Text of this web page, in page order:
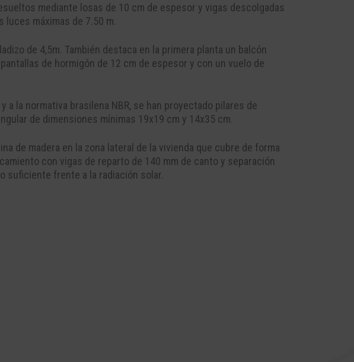
mediante losas de 10 cm de espesor y vigas descolgadas
luces máximas de 7.50 m.
de 4,5m. También destaca en la primera planta un balcón
de hormigón de 12 cm de espesor y con un vuelo de
a la normativa brasilena NBR, se han proyectado pilares de
de dimensiones mínimas 19x19 cm y 14x35 cm.
de madera en la zona lateral de la vivienda que cubre de forma
con vigas de reparto de 140 mm de canto y separación
suficiente frente a la radiación solar.